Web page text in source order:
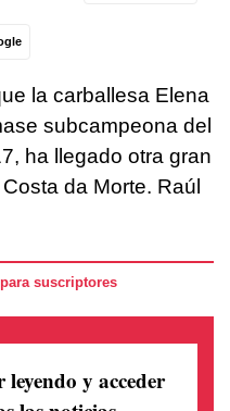
la carballesa Elena
subcampeona del
ha llegado otra gran
da Morte. Raúl
suscriptores
leyendo y acceder